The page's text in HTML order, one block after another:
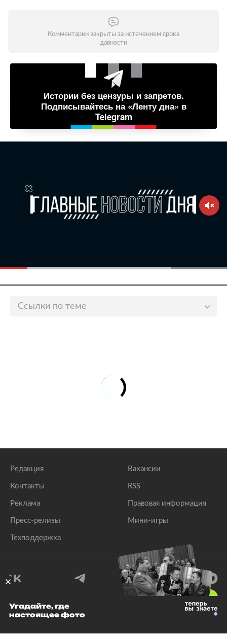
Комментарии закрыты за истечением срока
давности
Истории без цензуры и запретов.
Подписывайтесь на «Ленту дна» в
Telegram
Ссылки по теме
Десяткам миллионов людей предрекли голод
Редакция
Контакты
Реклама
Пресс-релизы
Техподдержка
Вакансии
RSS
Правовая информация
Мини-игры
© 1999–2026 Все права защищены.
Угадайте, где
настоящее фото